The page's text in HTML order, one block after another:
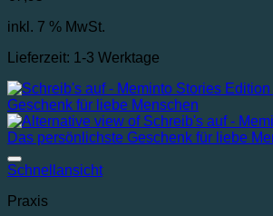
inkl. 7 % MwSt.
Lieferzeit: 1-3 Werktage
Schnellansicht
Praxis